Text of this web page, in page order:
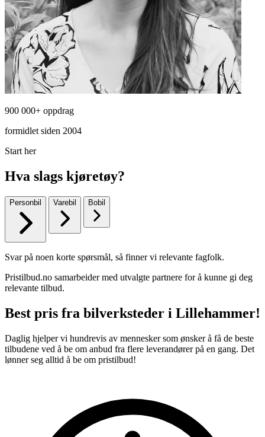
900 000+ oppdrag
formidlet siden 2004
Start her
Hva slags kjøretøy?
Personbil Varebil Bobil
Svar på noen korte spørsmål, så finner vi relevante fagfolk.
Pristilbud.no samarbeider med utvalgte partnere for å kunne gi deg
relevante tilbud.
Best pris fra bilverksteder i Lillehammer!
Daglig hjelper vi hundrevis av mennesker som ønsker å få de beste
tilbudene ved å be om anbud fra flere leverandører på en gang. Det
lønner seg alltid å be om pristilbud!